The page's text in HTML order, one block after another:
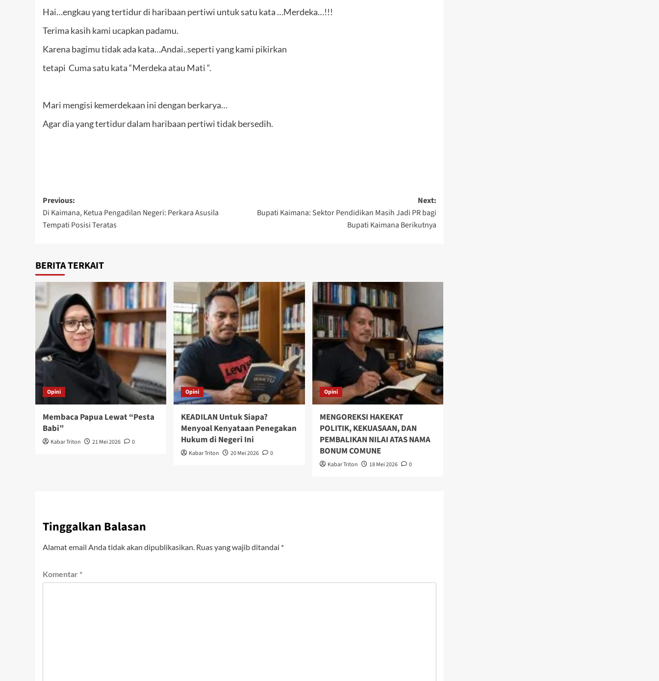
Hai…engkau yang tertidur di haribaan pertiwi untuk satu kata …Merdeka…!!!
Terima kasih kami ucapkan padamu.
Karena bagimu tidak ada kata…Andai..seperti yang kami pikirkan
tetapi Cuma satu kata “Merdeka atau Mati “.
Mari mengisi kemerdekaan ini dengan berkarya…
Agar dia yang tertidur dalam haribaan pertiwi tidak bersedih.
Post
navigation
Previous:
Di Kaimana, Ketua Pengadilan Negeri: Perkara Asusila
Tempati Posisi Teratas
Next:
Bupati Kaimana: Sektor Pendidikan Masih Jadi PR bagi
Bupati Kaimana Berikutnya
BERITA TERKAIT
Opini
Membaca Papua Lewat “Pesta
Babi”
Kabar Triton 21 Mei 2026 0
Opini
KEADILAN Untuk Siapa?
Menyoal Kenyataan Penegakan
Hukum di Negeri Ini
Kabar Triton 20 Mei 2026 0
Opini
MENGOREKSI HAKEKAT
POLITIK, KEKUASAAN, DAN
PEMBALIKAN NILAI ATAS NAMA
BONUM COMUNE
Kabar Triton 18 Mei 2026 0
Tinggalkan Balasan
Alamat email Anda tidak akan dipublikasikan. Ruas yang wajib ditandai *
Komentar *